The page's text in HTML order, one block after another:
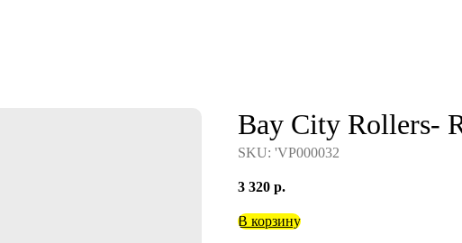
Bay City Rollers-
SKU: 'VP000032
3 320 р.
В корзину